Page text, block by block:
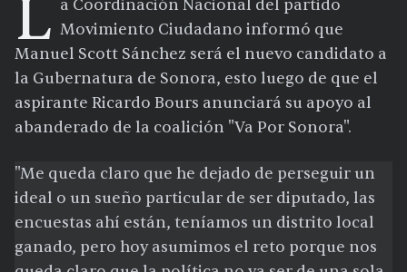
L a Coordinación Nacional del partido
Movimiento Ciudadano informó que
Manuel Scott Sánchez será el nuevo candidato a
la Gubernatura de Sonora, esto luego de que el
aspirante Ricardo Bours anunciará su apoyo al
abanderado de la coalición "Va Por Sonora".
"Me queda claro que he dejado de perseguir un
ideal o un sueño particular de ser diputado, las
encuestas ahí están, teníamos un distrito local
ganado, pero hoy asumimos el reto porque nos